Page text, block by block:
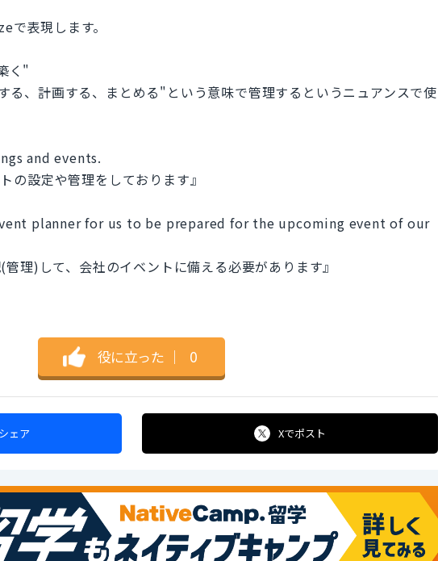
表現します。
く"
、計画する、まとめる"という意味で管理するというニュアンスで使
and events.
の設定や管理をしております』
planner for us to be prepared for the upcoming event of our
管理)して、会社のイベントに備える必要があります』
役に立った ｜ 0
シェア Xでポスト